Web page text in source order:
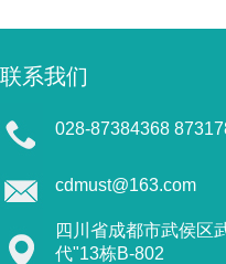
联系我们
028-87384368
cdmust@163.com
四川省成都市武侯区
代"13栋B-802